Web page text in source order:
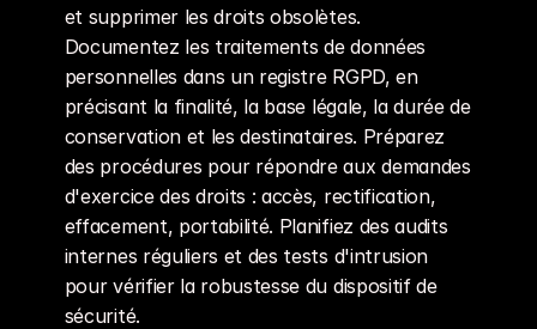
et supprimer les droits obsolètes.
Documentez les traitements de données
personnelles dans un registre RGPD, en
précisant la finalité, la base légale, la durée de
conservation et les destinataires. Préparez
des procédures pour répondre aux demandes
d'exercice des droits : accès, rectification,
effacement, portabilité. Planifiez des audits
internes réguliers et des tests d'intrusion
pour vérifier la robustesse du dispositif de
sécurité.